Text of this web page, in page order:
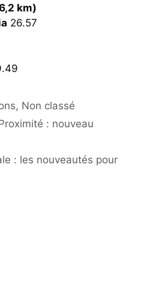
km)
26.57
, Non classé
: nouveau
: les nouveautés pour